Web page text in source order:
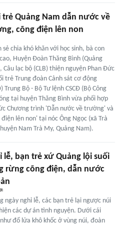
trẻ Quảng Nam dẫn nước về
cõng điện lên non
sẻ chia khó khăn với học sinh, bà con
Huyện Đoàn Thăng Bình (Quảng
Câu lạc bộ (CLB) thiện nguyện Phan Đức
trẻ Trung đoàn Cảnh sát cơ động
Trung Bộ - Bộ Tư lệnh CSCĐ (Bộ Công
tại huyện Thăng Bình vừa phối hợp
Chương trình 'Dẫn nước về trường' và
điện lên non' tại nóc Ông Ngọc (xã Trà
Nam Trà My, Quảng Nam).
lễ, bạn trẻ xứ Quảng lội suối
rừng cõng điện, dẫn nước
ngày nghỉ lễ, các bạn trẻ lại ngược núi
các dự án tình nguyện. Dưới cái
đổ lửa khô khốc ở vùng núi, đoàn